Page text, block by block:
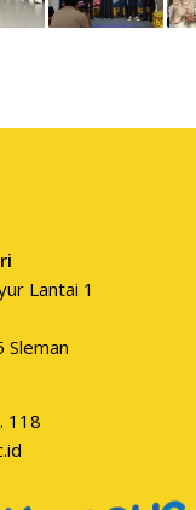
Lantai 1
Sleman
118